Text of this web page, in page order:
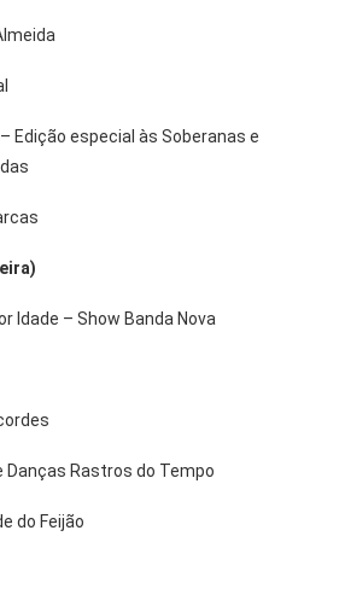
Edição especial às Soberanas e
Idade – Show Banda Nova
Danças Rastros do Tempo
do Feijão